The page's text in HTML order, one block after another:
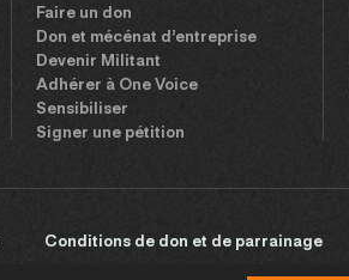
Faire un don
Don et mécénat d’entreprise
Devenir Militant
Adhérer à One Voice
Sensibiliser
Signer une pétition
Conditions de don et de parrainage